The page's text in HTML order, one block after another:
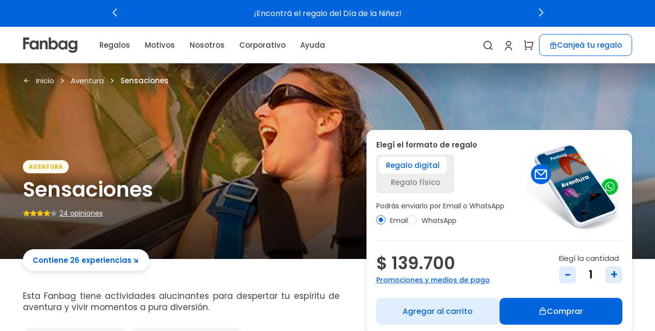
Ver experiencias
Regalos Motivos Nosotros Corporativo Ayuda Canjeá tu regalo
Inicio Aventura Sensaciones
AVENTURA
Sensaciones
24 opiniones
Contiene 26 experiencias
Esta Fanbag tiene actividades alucinantes para despertar tu espíritu de
aventura y vivir momentos a pura diversión.
Elegí el formato de regalo
Regalo digital
Regalo físico
Podrás enviarlo por Email o WhatsApp
Email
WhatsApp
$ 139.700
Promociones y medios de pago
Elegí la cantidad
- +
Agregar al carrito Comprar